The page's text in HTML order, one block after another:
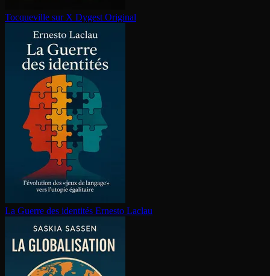
Tocqueville sur X Dygest Original
La Guerre des identités Ernesto Laclau